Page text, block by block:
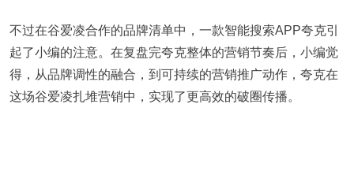
不过在谷爱凌合作的品牌清单中，一款智能搜索APP夸克引
起了小编的注意。在复盘完夸克整体的营销节奏后，小编觉
得，从品牌调性的融合，到可持续的营销推广动作，夸克在
这场谷爱凌扎堆营销中，实现了更高效的破圈传播。